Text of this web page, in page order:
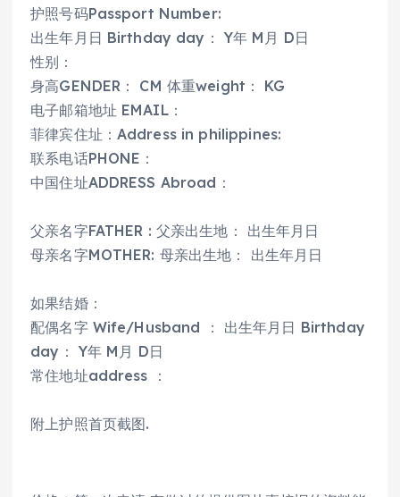
护照号码Passport Number:
出生年月日 Birthday day： Y年 M月 D日
性别：
身高GENDER： CM 体重weight： KG
电子邮箱地址 EMAIL：
菲律宾住址：Address in philippines:
联系电话PHONE：
中国住址ADDRESS Abroad：
父亲名字FATHER : 父亲出生地： 出生年月日
母亲名字MOTHER: 母亲出生地： 出生年月日
如果结婚：
配偶名字 Wife/Husband ： 出生年月日 Birthday
day： Y年 M月 D日
常住地址address ：
附上护照首页截图.